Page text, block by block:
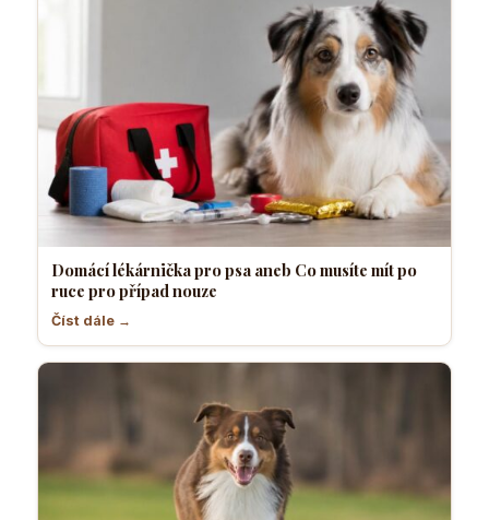
Domácí lékárnička pro psa aneb Co musíte mít po
ruce pro případ nouze
Číst dále →